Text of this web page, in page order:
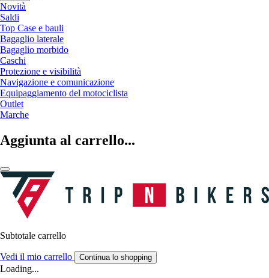
Novità
Saldi
Top Case e bauli
Bagaglio laterale
Bagaglio morbido
Caschi
Protezione e visibilità
Navigazione e comunicazione
Equipaggiamento del motociclista
Outlet
Marche
Aggiunta al carrello...
Subtotale carrello
Vedi il mio carrello Continua lo shopping
Loading...